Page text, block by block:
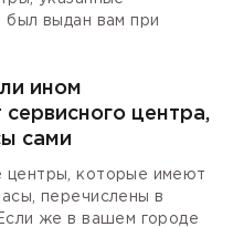
был выдан вам при
ином
центра,
сами
центры, которые имеют
перечислены в
же в вашем городе